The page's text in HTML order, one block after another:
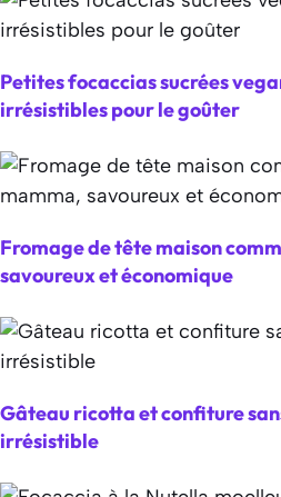
Petites focaccias sucrées
irrésistibles pour le goûter
Fromage de tête maison
savoureux et économique
Gâteau ricotta et confiture
irrésistible